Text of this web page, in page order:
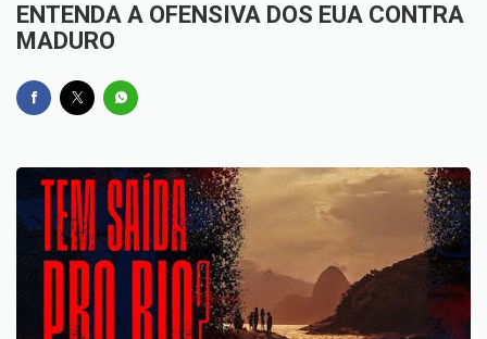
ENTENDA A OFENSIVA DOS EUA CONTRA
MADURO